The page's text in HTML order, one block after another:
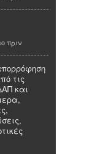
πριν
τις
και